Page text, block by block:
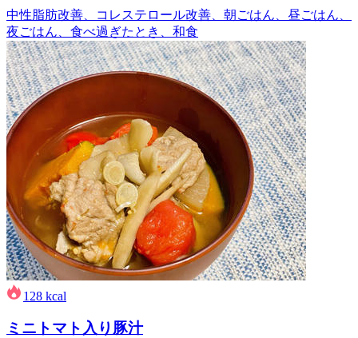
中性脂肪改善、コレステロール改善、朝ごはん、昼ごはん、
夜ごはん、食べ過ぎたとき、和食
128 kcal
ミニトマト入り豚汁